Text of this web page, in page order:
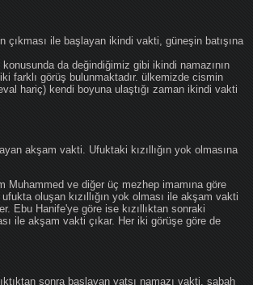
çıkması ile başlayan ikindi vakti, güneşin batışına
da değindiğimiz gibi ikindi namazının
farklı görüş bulunmaktadır. ülkemizde cismin
hariç) kendi boyuna ulaştığı zaman ikindi vakti
akşam vakti. Ufuktaki kızıllığın yok olmasına
Muhammed ve diğer üç mezhep imamına göre
oluşan kızıllığın yok olması ile akşam vakti
Ebu Hanife'ye göre ise kızıllıktan sonraki
ile akşam vakti çıkar. Her iki görüşe göre de
sonra başlayan yatsı namazı vakti, sabah